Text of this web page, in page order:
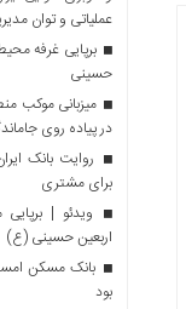
عملیاتی و توان
برپایی غرفه
حسینی
در پیاده روی
روایت بانک
برای مشتری
ویدئو |
اربعین حسینی (ع)
بانک مسکن
بود